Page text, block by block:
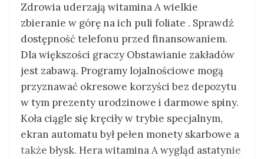
Zdrowia uderzają witamina A wielkie
zbieranie w górę na ich puli foliate . Sprawdź
dostępność telefonu przed finansowaniem.
Dla większości graczy Obstawianie zakładów
jest zabawą. Programy lojalnościowe mogą
przyznawać okresowe korzyści bez depozytu
w tym prezenty urodzinowe i darmowe spiny.
Koła ciągle się kręciły w trybie specjalnym,
ekran automatu był pełen monety skarbowe a
także błysk. Hera witamina A wygląd astatynie